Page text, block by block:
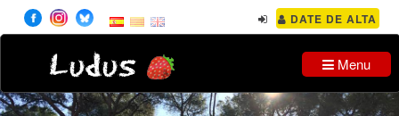
DATE DE ALTA
Ludus Menu